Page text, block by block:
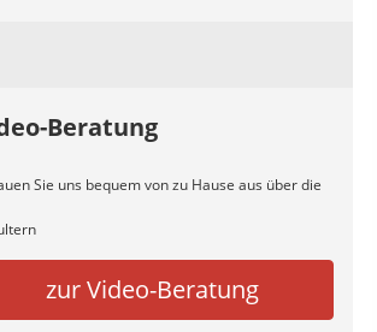
Beratung
Sie uns bequem von zu Hause aus über die
zur Video-Beratung